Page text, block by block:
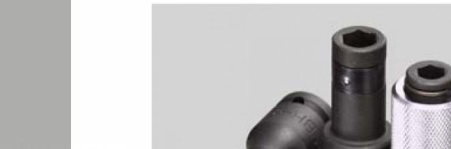
Штробники
пневматические
FPC BH-4 Переходник с гайковерта 1/2’’ на шуруповерт